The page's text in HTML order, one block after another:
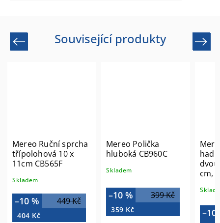
Související produkty
Previous
Mereo Ruční sprcha
třípolohová 10 x
11cm CB565F
Skladem
449 Kč
–10 %
404 Kč
Mereo Polička
hluboká CB960C
Skladem
399 Kč
–10 %
359 Kč
cm,
–10
Next